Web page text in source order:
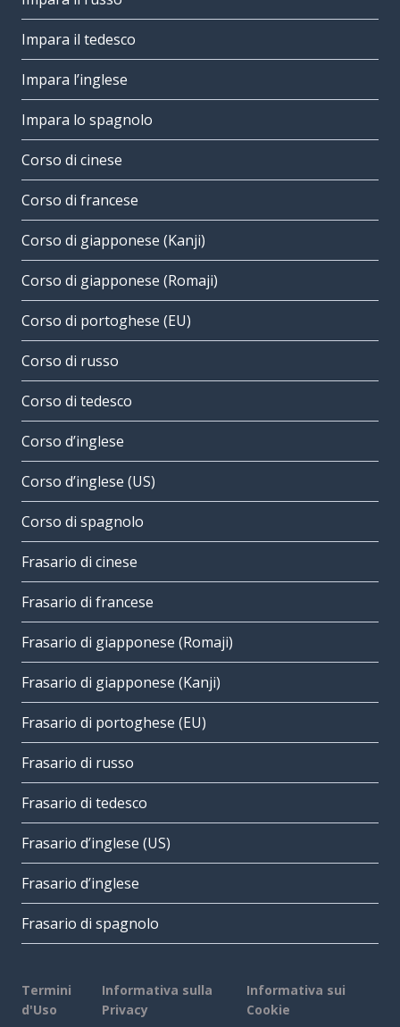
Impara il tedesco
Impara l’inglese
Impara lo spagnolo
Corso di cinese
Corso di francese
Corso di giapponese (Kanji)
Corso di giapponese (Romaji)
Corso di portoghese (EU)
Corso di russo
Corso di tedesco
Corso d’inglese
Corso d’inglese (US)
Corso di spagnolo
Frasario di cinese
Frasario di francese
Frasario di giapponese (Romaji)
Frasario di giapponese (Kanji)
Frasario di portoghese (EU)
Frasario di russo
Frasario di tedesco
Frasario d’inglese (US)
Frasario d’inglese
Frasario di spagnolo
Termini
d'Uso
Informativa sulla
Privacy
Informativa sui
Cookie